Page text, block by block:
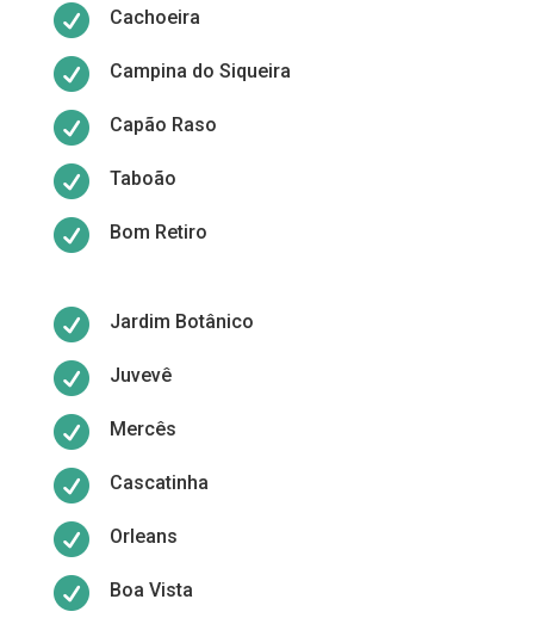
 Cachoeira
 Campina do Siqueira
 Capão Raso
 Taboão
 Bom Retiro
 Jardim Botânico
 Juvevê
 Mercês
 Cascatinha
 Orleans
 Boa Vista